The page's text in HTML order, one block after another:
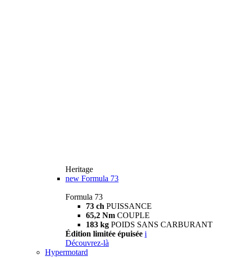
Heritage
new Formula 73
Formula 73
73 ch PUISSANCE
65,2 Nm COUPLE
183 kg POIDS SANS CARBURANT
Édition limitée épuisée i
Découvrez-là
Hypermotard